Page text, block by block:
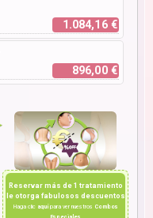
1.084,16 €
896,00 €
Reservar más de 1 tratamiento
le otorga fabulosos descuentos
Haga clic aquípara ver nuestros Combos